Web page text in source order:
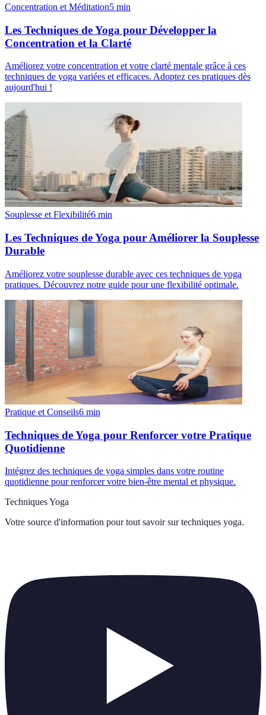
Concentration et Méditation5 min
Les Techniques de Yoga pour Développer la
Concentration et la Clarté
Améliorez votre concentration et votre clarté mentale grâce à ces
techniques de yoga variées et efficaces. Adoptez ces pratiques dès
aujourd'hui !
Souplesse et Flexibilité6 min
Les Techniques de Yoga pour Améliorer la Souplesse
Durable
Améliorez votre souplesse durable avec ces techniques de yoga
pratiques. Découvrez notre guide pour une flexibilité optimale.
Pratique et Conseils6 min
Techniques de Yoga pour Renforcer votre Pratique
Quotidienne
Intégrez des techniques de yoga simples dans votre routine
quotidienne pour renforcer votre bien-être mental et physique.
Techniques Yoga
Votre source d'information pour tout savoir sur techniques yoga.